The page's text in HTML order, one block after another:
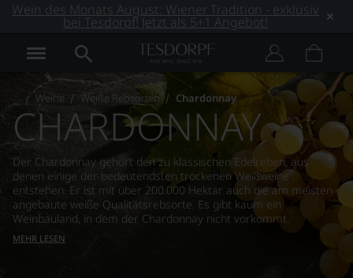
Wein des Monats August: Wiener Tradition - exklusiv
bei Tesdorpf! Jetzt als 5+1 Angebot!
Weine Weiße Rebsorten Chardonnay
CHARDONNAY
Der Chardonnay gehört den zu klassischen Edelreben, aus
denen einige der bedeutendsten trockenen Weißweine
entstehen. Er ist mit über 200.000 Hektar auch die am meisten
angebaute weiße Qualitätsrebsorte. Es gibt kaum ein
Weinbauland, in dem der Chardonnay nicht vorkommt.
MEHR LESEN